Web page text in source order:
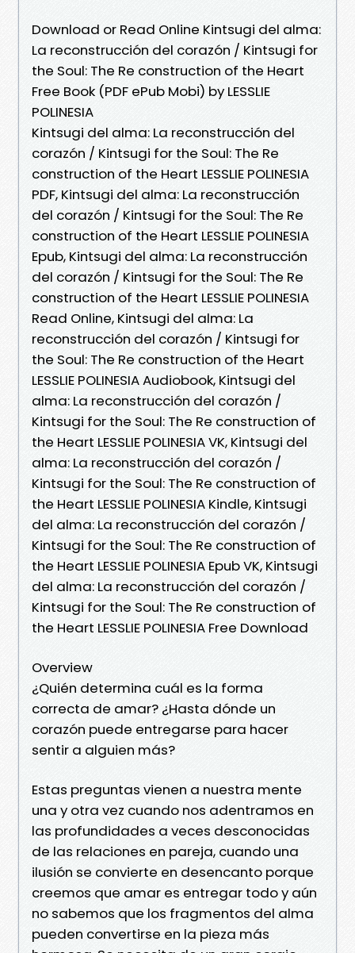
Download or Read Online Kintsugi del alma:
La reconstrucción del corazón / Kintsugi for
the Soul: The Re construction of the Heart
Free Book (PDF ePub Mobi) by LESSLIE
POLINESIA
Kintsugi del alma: La reconstrucción del
corazón / Kintsugi for the Soul: The Re
construction of the Heart LESSLIE POLINESIA
PDF, Kintsugi del alma: La reconstrucción
del corazón / Kintsugi for the Soul: The Re
construction of the Heart LESSLIE POLINESIA
Epub, Kintsugi del alma: La reconstrucción
del corazón / Kintsugi for the Soul: The Re
construction of the Heart LESSLIE POLINESIA
Read Online, Kintsugi del alma: La
reconstrucción del corazón / Kintsugi for
the Soul: The Re construction of the Heart
LESSLIE POLINESIA Audiobook, Kintsugi del
alma: La reconstrucción del corazón /
Kintsugi for the Soul: The Re construction of
the Heart LESSLIE POLINESIA VK, Kintsugi del
alma: La reconstrucción del corazón /
Kintsugi for the Soul: The Re construction of
the Heart LESSLIE POLINESIA Kindle, Kintsugi
del alma: La reconstrucción del corazón /
Kintsugi for the Soul: The Re construction of
the Heart LESSLIE POLINESIA Epub VK, Kintsugi
del alma: La reconstrucción del corazón /
Kintsugi for the Soul: The Re construction of
the Heart LESSLIE POLINESIA Free Download
Overview
¿Quién determina cuál es la forma
correcta de amar? ¿Hasta dónde un
corazón puede entregarse para hacer
sentir a alguien más?
Estas preguntas vienen a nuestra mente
una y otra vez cuando nos adentramos en
las profundidades a veces desconocidas
de las relaciones en pareja, cuando una
ilusión se convierte en desencanto porque
creemos que amar es entregar todo y aún
no sabemos que los fragmentos del alma
pueden convertirse en la pieza más